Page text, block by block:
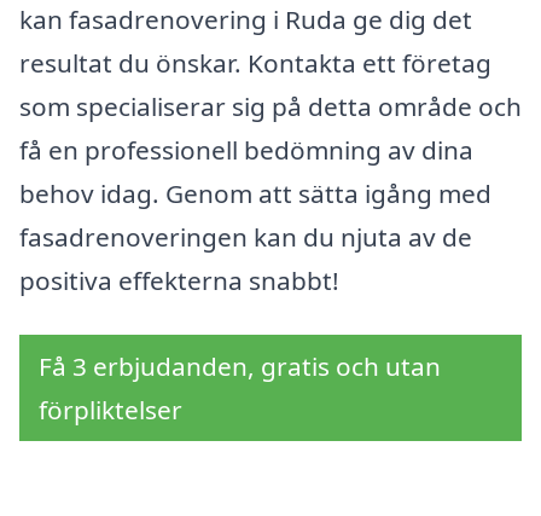
kan fasadrenovering i Ruda ge dig det
resultat du önskar. Kontakta ett företag
som specialiserar sig på detta område och
få en professionell bedömning av dina
behov idag. Genom att sätta igång med
fasadrenoveringen kan du njuta av de
positiva effekterna snabbt!
Få 3 erbjudanden, gratis och utan
förpliktelser